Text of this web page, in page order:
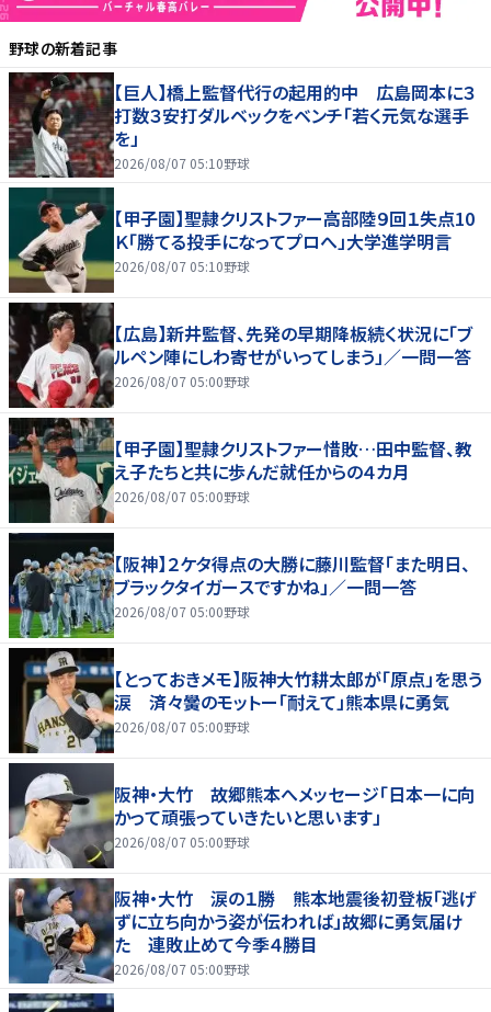
野球の新着記事
【巨人】橋上監督代行の起用的中 広島岡本に３
打数３安打ダルベックをベンチ「若く元気な選手
を」
2026/08/07 05:10野球
【甲子園】聖隷クリストファー高部陸９回１失点10
Ｋ「勝てる投手になってプロへ」大学進学明言
2026/08/07 05:10野球
【広島】新井監督、先発の早期降板続く状況に「ブ
ルペン陣にしわ寄せがいってしまう」／一問一答
2026/08/07 05:00野球
【甲子園】聖隷クリストファー惜敗…田中監督、教
え子たちと共に歩んだ就任からの４カ月
2026/08/07 05:00野球
【阪神】２ケタ得点の大勝に藤川監督「また明日、
ブラックタイガースですかね」／一問一答
2026/08/07 05:00野球
【とっておきメモ】阪神大竹耕太郎が「原点」を思う
涙 済々黌のモットー「耐えて」熊本県に勇気
2026/08/07 05:00野球
阪神・大竹 故郷熊本へメッセージ「日本一に向
かって頑張っていきたいと思います」
2026/08/07 05:00野球
阪神・大竹 涙の１勝 熊本地震後初登板「逃げ
ずに立ち向かう姿が伝われば」故郷に勇気届け
た 連敗止めて今季４勝目
2026/08/07 05:00野球